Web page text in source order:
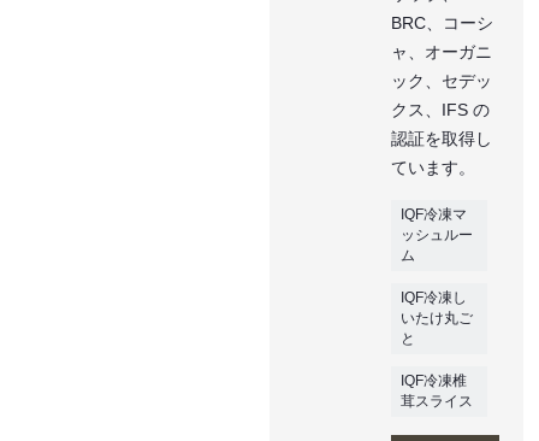
BRC、コーシ
ャ、オーガニ
ック、セデッ
クス、IFS の
認証を取得し
ています。
IQF冷凍マ
ッシュルー
ム
IQF冷凍し
いたけ丸ご
と
IQF冷凍椎
茸スライス